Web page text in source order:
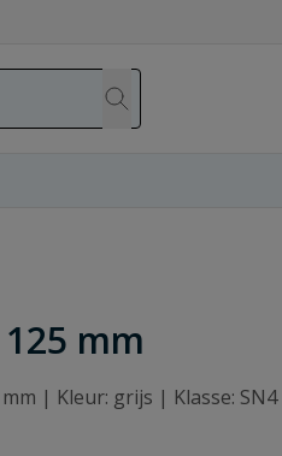
mm
| Kleur: grijs | Klasse: